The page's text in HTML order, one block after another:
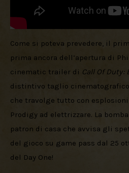
Come si poteva prevedere, il
prima ancora dell’apertura di
cinematic trailer di Call Of Duty:
distintivo taglio
che travolge tutto con esplosioni
Prodigy ad elettrizzare. La
patron di casa che avvisa gli
del gioco su game pass dal 25
del Day One!